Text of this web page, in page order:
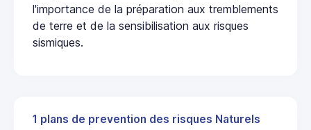
l'importance de la préparation aux tremblements
de terre et de la sensibilisation aux risques
sismiques.
1 plans de prevention des risques Naturels